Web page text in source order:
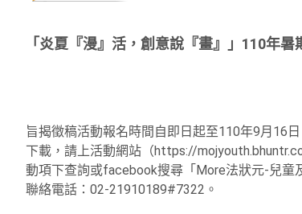
「炎夏『漫』活，創意說『畫』」110年
旨揭徵稿活動報名時間自即日起至110年9月16
下載，請上活動網站（https://
動項下查詢或facebook搜尋「More法狀元-兒童
聯絡電話：02-21910189#7322。